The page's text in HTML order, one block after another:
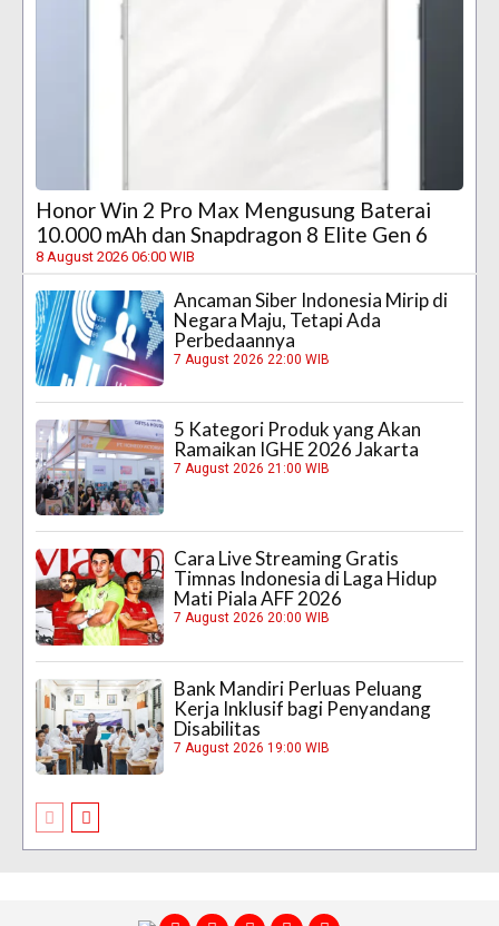
Honor Win 2 Pro Max Mengusung Baterai
10.000 mAh dan Snapdragon 8 Elite Gen 6
8 August 2026 06:00 WIB
Ancaman Siber Indonesia Mirip di
Negara Maju, Tetapi Ada
Perbedaannya
7 August 2026 22:00 WIB
5 Kategori Produk yang Akan
Ramaikan IGHE 2026 Jakarta
7 August 2026 21:00 WIB
Cara Live Streaming Gratis
Timnas Indonesia di Laga Hidup
Mati Piala AFF 2026
7 August 2026 20:00 WIB
Bank Mandiri Perluas Peluang
Kerja Inklusif bagi Penyandang
Disabilitas
7 August 2026 19:00 WIB